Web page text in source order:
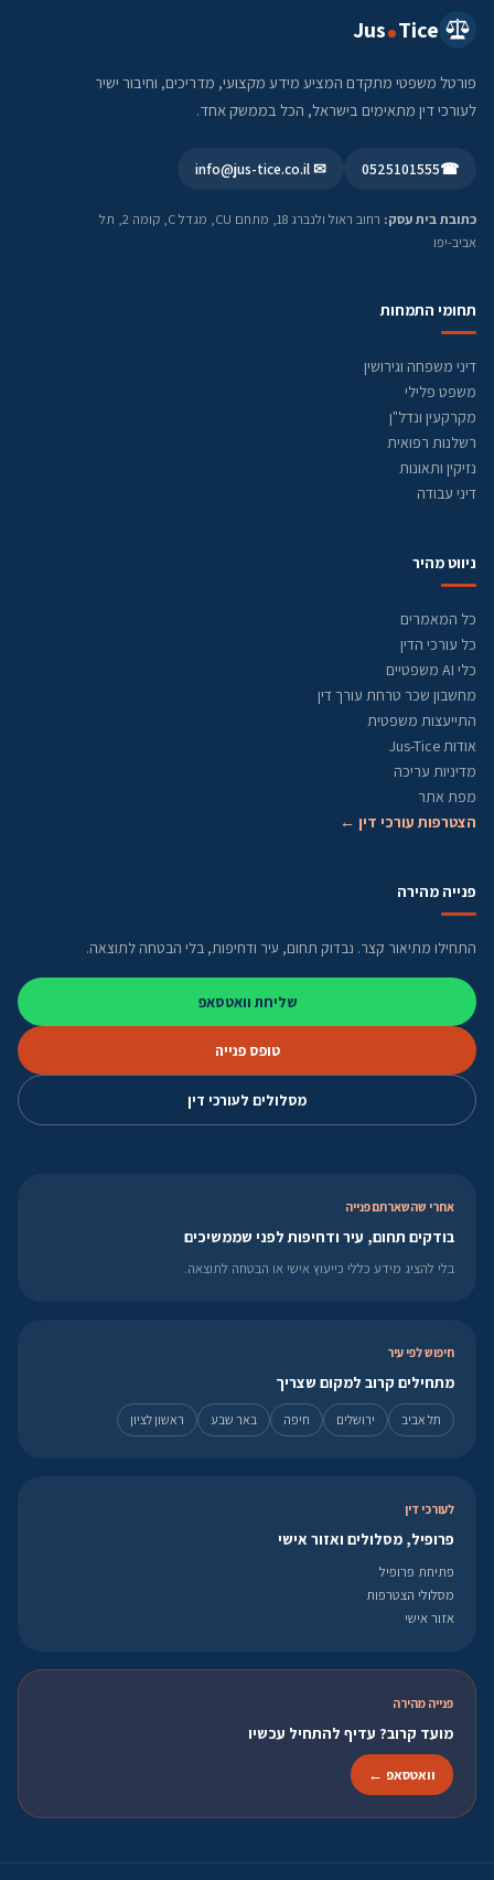
Jus Tice
פורטל משפטי מתקדם המציע מידע מקצועי, מדריכים, וחיבור ישיר
לעורכי דין מתאימים בישראל, הכל בממשק אחד.
☎
0525101555
✉ info@jus-tice.co.il
כתובת בית עסק:
רחוב ראול ולנברג 18, מתחם CU, מגדל C, קומה 2, תל
אביב-יפו
תחומי התמחות
דיני משפחה וגירושין
משפט פלילי
מקרקעין ונדל"ן
רשלנות רפואית
נזיקין ותאונות
דיני עבודה
ניווט מהיר
כל המאמרים
כל עורכי הדין
כלי AI משפטיים
מחשבון שכר טרחת עורך דין
התייעצות משפטית
אודות Jus-Tice
מדיניות עריכה
מפת אתר
הצטרפות עורכי דין ←
פנייה מהירה
התחילו מתיאור קצר. נבדוק תחום, עיר ודחיפות, בלי הבטחה לתוצאה.
שליחת וואטסאפ
טופס פנייה
מסלולים לעורכי דין
אחרי שהשארתם פנייה
בודקים תחום, עיר ודחיפות לפני שממשיכים
בלי להציג מידע כללי כייעוץ אישי או הבטחה לתוצאה.
חיפוש לפי עיר
מתחילים קרוב למקום שצריך
תל אביב ירושלים חיפה באר שבע ראשון לציון
לעורכי דין
פרופיל, מסלולים ואזור אישי
פתיחת פרופיל
מסלולי הצטרפות
אזור אישי
פנייה מהירה
מועד קרוב? עדיף להתחיל עכשיו
וואטסאפ ←